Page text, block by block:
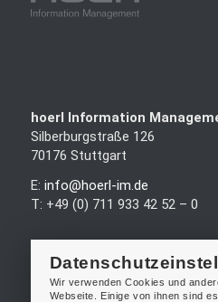
hoerl Information
Silberburgstraße 126
70176 Stuttgart
E: info@hoerl-im.de
T: +49 (0) 711 933 42 52 – 0
Wir verwenden Cookies und
Webseite. Einige von ihnen sind